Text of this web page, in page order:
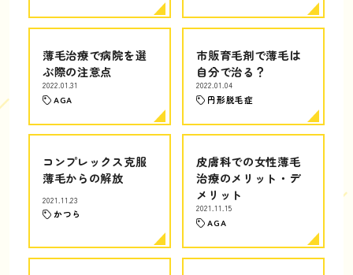
薄毛治療で病院を選
ぶ際の注意点
2022.01.31
AGA
市販育毛剤で薄毛は
自分で治る？
2022.01.04
円形脱毛症
コンプレックス克服
薄毛からの解放
2021.11.23
かつら
皮膚科での女性薄毛
治療のメリット・デ
メリット
2021.11.15
AGA